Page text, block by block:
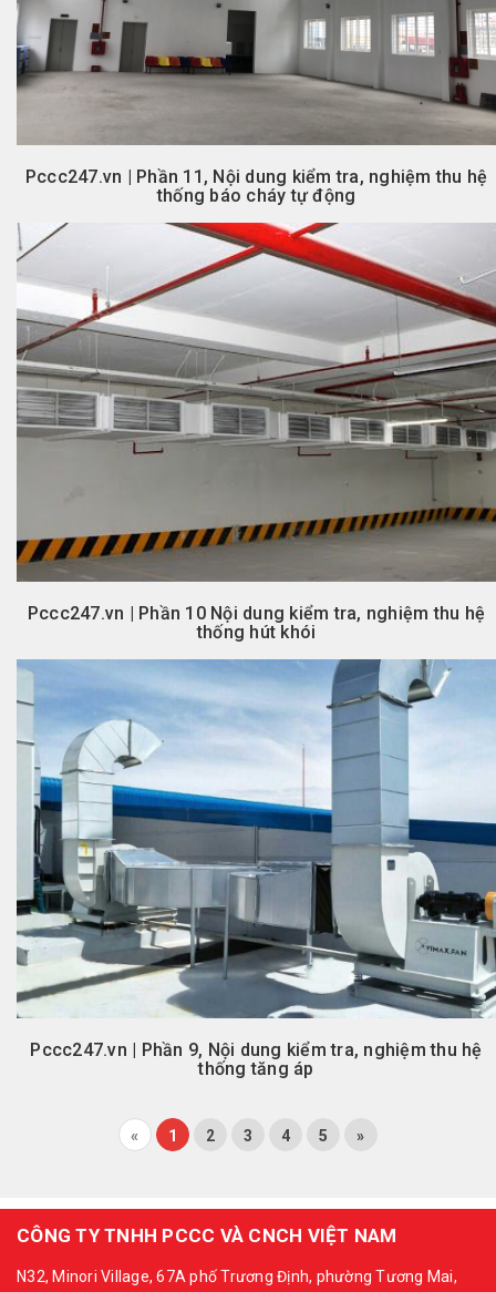
Pccc247.vn | Phần 11, Nội dung kiểm tra, nghiệm thu hệ
thống báo cháy tự động
Pccc247.vn | Phần 10 Nội dung kiểm tra, nghiệm thu hệ
thống hút khói
Pccc247.vn | Phần 9, Nội dung kiểm tra, nghiệm thu hệ
thống tăng áp
« 1 2 3 4 5 »
CÔNG TY TNHH PCCC VÀ CNCH VIỆT NAM
N32, Minori Village, 67A phố Trương Định, phường Tương Mai,